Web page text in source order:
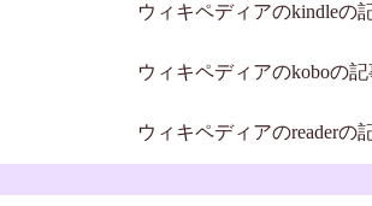
ウィキペディアのkindleの
ウィキペディアのkoboの記
ウィキペディアのreaderの